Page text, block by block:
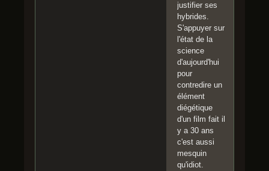
justifier ses
hybrides.
S'appuyer sur
l'état de la
science
d'aujourd'hui
pour
contredire un
élément
diégétique
d'un film fait il
y a 30 ans
c'est aussi
mesquin
qu'idiot.